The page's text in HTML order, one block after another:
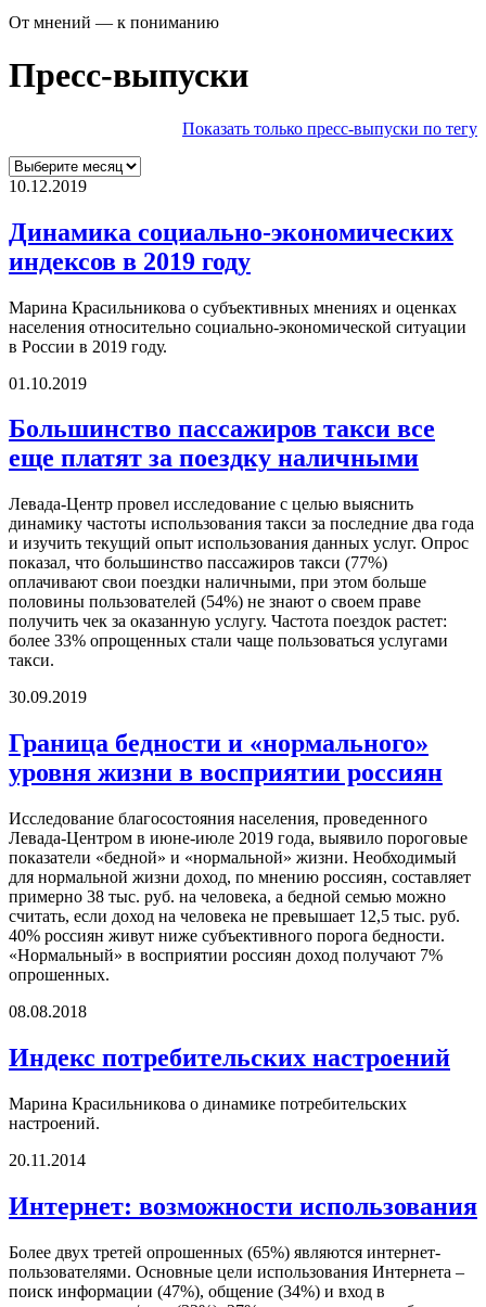
От мнений — к пониманию
Пресс-выпуски
Показать только пресс-выпуски по тегу
10.12.2019
Динамика социально-экономических
индексов в 2019 году
Марина Красильникова о субъективных мнениях и оценках
населения относительно социально-экономической ситуации
в России в 2019 году.
01.10.2019
Большинство пассажиров такси все
еще платят за поездку наличными
Левада-Центр провел исследование с целью выяснить
динамику частоты использования такси за последние два года
и изучить текущий опыт использования данных услуг. Опрос
показал, что большинство пассажиров такси (77%)
оплачивают свои поездки наличными, при этом больше
половины пользователей (54%) не знают о своем праве
получить чек за оказанную услугу. Частота поездок растет:
более 33% опрощенных стали чаще пользоваться услугами
такси.
30.09.2019
Граница бедности и «нормального»
уровня жизни в восприятии россиян
Исследование благосостояния населения, проведенного
Левада-Центром в июне-июле 2019 года, выявило пороговые
показатели «бедной» и «нормальной» жизни. Необходимый
для нормальной жизни доход, по мнению россиян, составляет
примерно 38 тыс. руб. на человека, а бедной семью можно
считать, если доход на человека не превышает 12,5 тыс. руб.
40% россиян живут ниже субъективного порога бедности.
«Нормальный» в восприятии россиян доход получают 7%
опрошенных.
08.08.2018
Индекс потребительских настроений
Марина Красильникова о динамике потребительских
настроений.
20.11.2014
Интернет: возможности использования
Более двух третей опрошенных (65%) являются интернет-
пользователями. Основные цели использования Интернета –
поиск информации (47%), общение (34%) и вход в